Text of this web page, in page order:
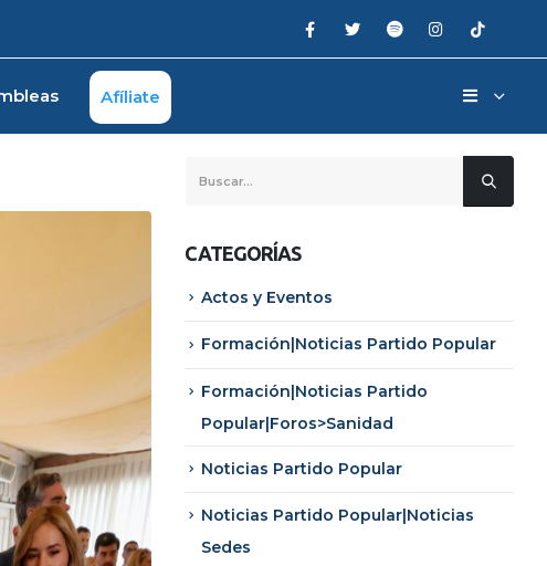
Afíliate
CATEGORÍAS
Actos y Eventos
Formación|Noticias Partido Popular
Formación|Noticias Partido
Popular|Foros>Sanidad
Noticias Partido Popular
Noticias Partido Popular|Noticias
Sedes